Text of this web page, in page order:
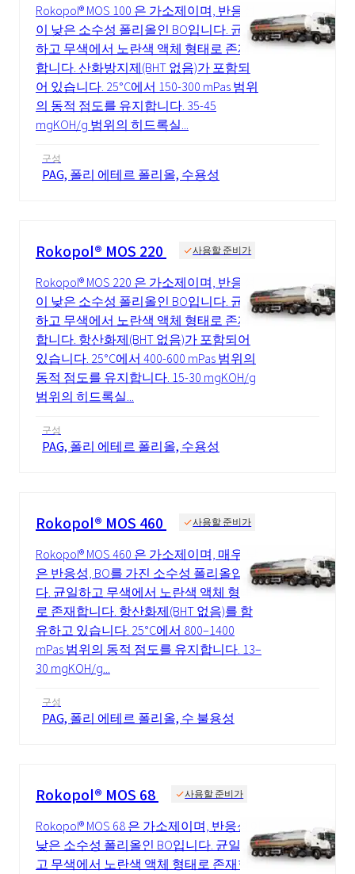
Rokopol® MOS 100 은 가소제이며, 반응성
이 낮은 소수성 폴리올인 BO입니다. 균일
하고 무색에서 노란색 액체 형태로 존재
합니다. 산화방지제(BHT 없음)가 포함되
어 있습니다. 25°C에서 150-300 mPas 범위
의 동적 점도를 유지합니다. 35-45
mgKOH/g 범위의 히드록실...
구성
PAG, 폴리 에테르 폴리올, 수용성
Rokopol® MOS 220 사용할 준비가
Rokopol® MOS 220 은 가소제이며, 반응성
이 낮은 소수성 폴리올인 BO입니다. 균일
하고 무색에서 노란색 액체 형태로 존재
합니다. 항산화제(BHT 없음)가 포함되어
있습니다. 25°C에서 400-600 mPas 범위의
동적 점도를 유지합니다. 15-30 mgKOH/g
범위의 히드록실...
구성
PAG, 폴리 에테르 폴리올, 수용성
Rokopol® MOS 460 사용할 준비가
Rokopol® MOS 460 은 가소제이며, 매우 낮
은 반응성, BO를 가진 소수성 폴리올입니
다. 균일하고 무색에서 노란색 액체 형태
로 존재합니다. 항산화제(BHT 없음)를 함
유하고 있습니다. 25°C에서 800–1400
mPas 범위의 동적 점도를 유지합니다. 13–
30 mgKOH/g...
구성
PAG, 폴리 에테르 폴리올, 수 불용성
Rokopol® MOS 68 사용할 준비가
Rokopol® MOS 68 은 가소제이며, 반응성이
낮은 소수성 폴리올인 BO입니다. 균일하
고 무색에서 노란색 액체 형태로 존재합